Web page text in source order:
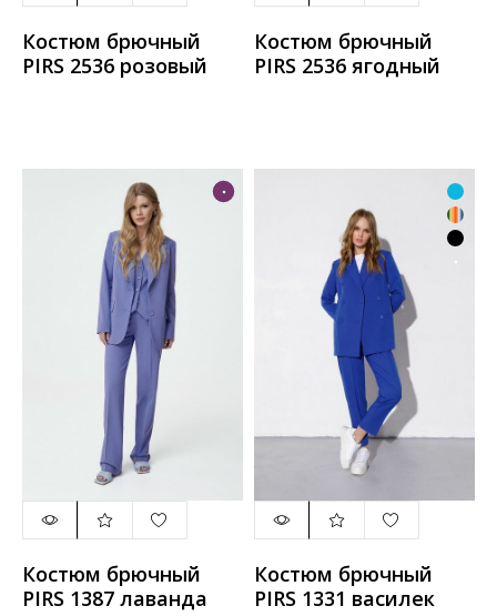
Костюм брючный
PIRS 2536 розовый
Костюм брючный
PIRS 2536 ягодный
Костюм брючный
PIRS 1387 лаванда
Костюм брючный
PIRS 1331 василек